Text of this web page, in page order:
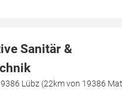
Sanitär &
Lübz (22km von 19386